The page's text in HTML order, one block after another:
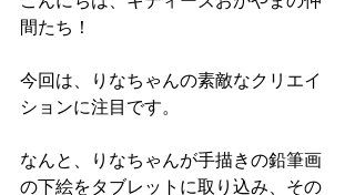
間たち！
今回は、りなちゃんの素敵なクリエイ
ションに注目です。
なんと、りなちゃんが手描きの鉛筆画
の下絵をタブレットに取り込み、その